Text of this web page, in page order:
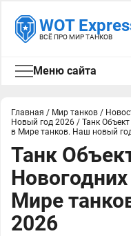
WOT
ВСЁ ПРО МИР ТАНКОВ
Меню сайта
Главная / Мир танков /
Новый год 2026 / Танк
в Мире танков. Наш новый
Танк
Мире
2026